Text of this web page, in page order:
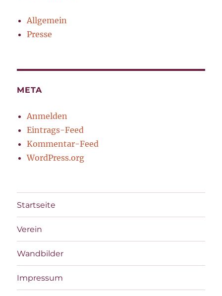
Allgemein
Presse
META
Anmelden
Eintrags-Feed
Kommentar-Feed
WordPress.org
Startseite
Verein
Wandbilder
Impressum